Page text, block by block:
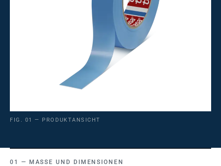
FIG. 01 — PRODUKTANSICHT
MASSE UND DIMENSIONEN